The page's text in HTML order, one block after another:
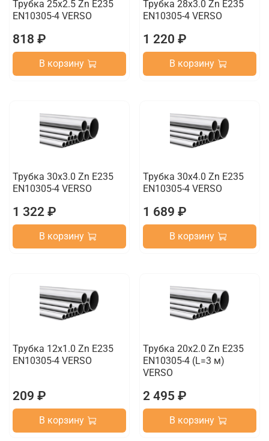
Трубка 25х2.5 Zn E235
EN10305-4 VERSO
818 ₽
В корзину
Трубка 28х3.0 Zn E235
EN10305-4 VERSO
1 220 ₽
В корзину
Трубка 30х3.0 Zn E235
EN10305-4 VERSO
1 322 ₽
В корзину
Трубка 30х4.0 Zn E235
EN10305-4 VERSO
1 689 ₽
В корзину
Трубка 12х1.0 Zn E235
EN10305-4 VERSO
209 ₽
В корзину
Трубка 20х2.0 Zn E235
EN10305-4 (L=3 м)
VERSO
2 495 ₽
В корзину